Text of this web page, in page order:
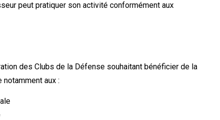
peut pratiquer son activité conformément aux
des Clubs de la Défense souhaitant bénéficier de la
notamment aux :